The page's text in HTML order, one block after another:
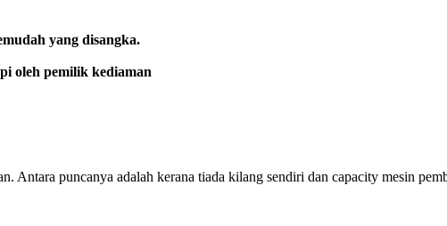
yang disangka.
oleh pemilik kediaman
Antara puncanya adalah kerana tiada kilang sendiri dan capacity mesin